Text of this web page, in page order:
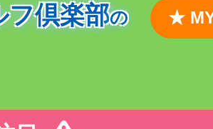
フ倶楽部の
★